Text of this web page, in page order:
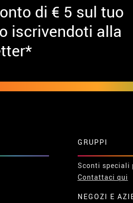
di € 5 sul tuo
iscrivendoti alla
GRUPPI
Sconti speciali
Contattaci qui
NEGOZI E